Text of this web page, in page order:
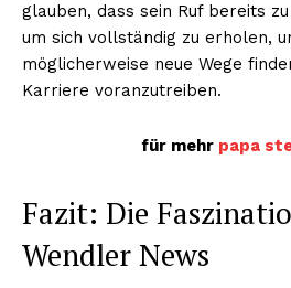
glauben, dass sein Ruf bereits
um sich vollständig zu erholen,
möglicherweise neue Wege
Karriere voranzutreiben.
für mehr papa
Fazit: Die
Wendler News